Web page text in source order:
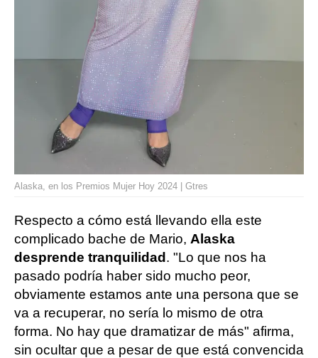
Alaska, en los Premios Mujer Hoy 2024 | Gtres
Respecto a cómo está llevando ella este
complicado bache de Mario, Alaska
desprende tranquilidad. "Lo que nos ha
pasado podría haber sido mucho peor,
obviamente estamos ante una persona que se
va a recuperar, no sería lo mismo de otra
forma. No hay que dramatizar de más" afirma,
sin ocultar que a pesar de que está convencida